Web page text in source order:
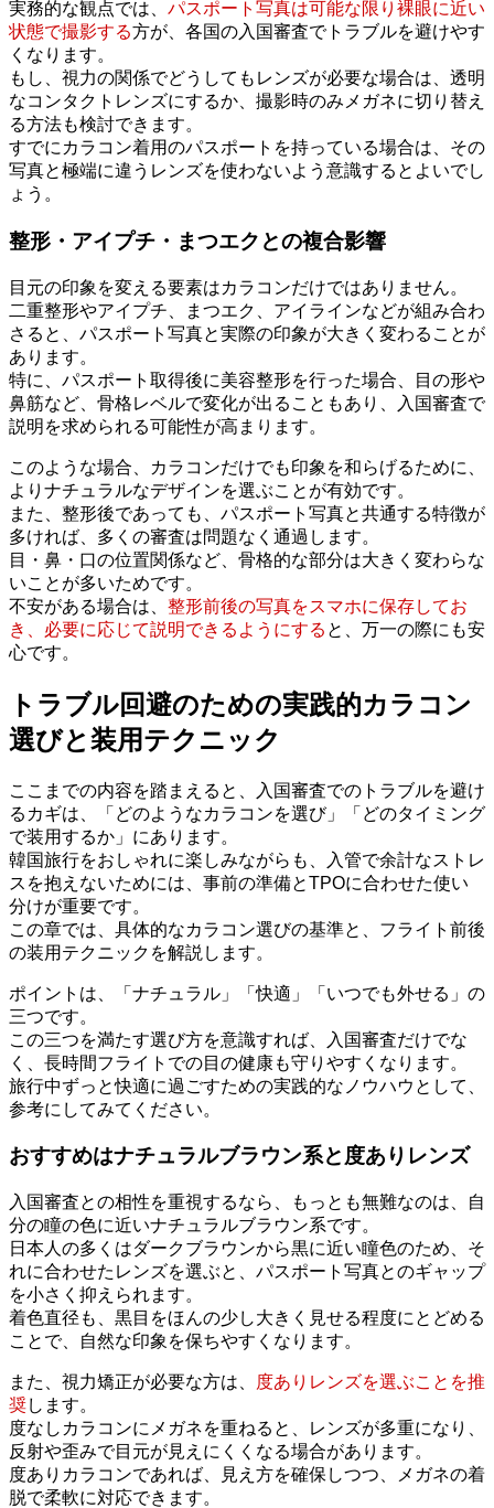
実務的な観点では、 パスポート写真は可能な限り裸眼に近い
状態で撮影する方が、各国の入国審査でトラブルを避けやす
くなります。
もし、視力の関係でどうしてもレンズが必要な場合は、透明
なコンタクトレンズにするか、撮影時のみメガネに切り替え
る方法も検討できます。
すでにカラコン着用のパスポートを持っている場合は、その
写真と極端に違うレンズを使わないよう意識するとよいでし
ょう。
整形・アイプチ・まつエクとの複合影響
目元の印象を変える要素はカラコンだけではありません。
二重整形やアイプチ、まつエク、アイラインなどが組み合わ
さると、パスポート写真と実際の印象が大きく変わることが
あります。
特に、パスポート取得後に美容整形を行った場合、目の形や
鼻筋など、骨格レベルで変化が出ることもあり、入国審査で
説明を求められる可能性が高まります。
このような場合、カラコンだけでも印象を和らげるために、
よりナチュラルなデザインを選ぶことが有効です。
また、整形後であっても、パスポート写真と共通する特徴が
多ければ、多くの審査は問題なく通過します。
目・鼻・口の位置関係など、骨格的な部分は大きく変わらな
いことが多いためです。
不安がある場合は、 整形前後の写真をスマホに保存してお
き、必要に応じて説明できるようにする と、万一の際にも安
心です。
トラブル回避のための実践的カラコン
選びと装用テクニック
ここまでの内容を踏まえると、入国審査でのトラブルを避け
るカギは、「どのようなカラコンを選び」「どのタイミング
で装用するか」にあります。
韓国旅行をおしゃれに楽しみながらも、入管で余計なストレ
スを抱えないためには、事前の準備とTPOに合わせた使い
分けが重要です。
この章では、具体的なカラコン選びの基準と、フライト前後
の装用テクニックを解説します。
ポイントは、「ナチュラル」「快適」「いつでも外せる」の
三つです。
この三つを満たす選び方を意識すれば、入国審査だけでな
く、長時間フライトでの目の健康も守りやすくなります。
旅行中ずっと快適に過ごすための実践的なノウハウとして、
参考にしてみてください。
おすすめはナチュラルブラウン系と度ありレンズ
入国審査との相性を重視するなら、もっとも無難なのは、自
分の瞳の色に近いナチュラルブラウン系です。
日本人の多くはダークブラウンから黒に近い瞳色のため、そ
れに合わせたレンズを選ぶと、パスポート写真とのギャップ
を小さく抑えられます。
着色直径も、黒目をほんの少し大きく見せる程度にとどめる
ことで、自然な印象を保ちやすくなります。
また、視力矯正が必要な方は、
度ありレンズを選ぶことを推
奨します。
度なしカラコンにメガネを重ねると、レンズが多重になり、
反射や歪みで目元が見えにくくなる場合があります。
度ありカラコンであれば、見え方を確保しつつ、メガネの着
脱で柔軟に対応できます。